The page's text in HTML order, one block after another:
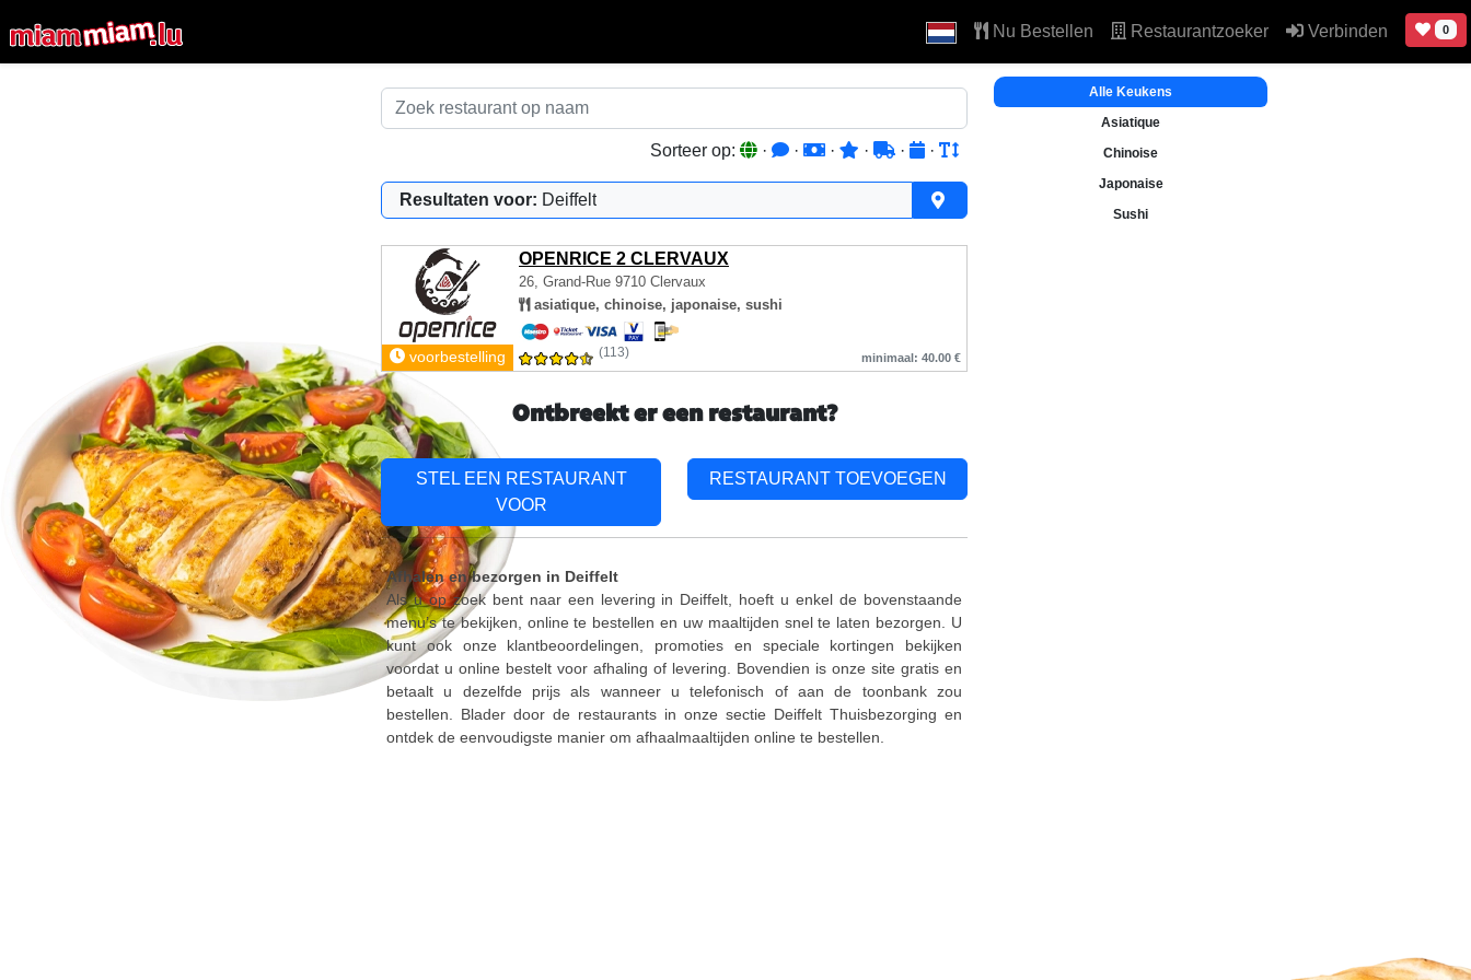
Nu Bestellen Restaurantzoeker Verbinden 0
Sorteer op: · · · · · ·
Resultaten voor: Deiffelt
OPENRICE 2 CLERVAUX
26, Grand-Rue 9710 Clervaux
asiatique, chinoise, japonaise, sushi
voorbestelling (113) minimaal: 40.00 €
Alle Keukens
Asiatique
Chinoise
Japonaise
Sushi
Ontbreekt er een restaurant?
STEL EEN RESTAURANT
VOOR
RESTAURANT TOEVOEGEN
Afhalen en bezorgen in Deiffelt
Als u op zoek bent naar een levering in Deiffelt, hoeft u enkel de bovenstaande
menu’s te bekijken, online te bestellen en uw maaltijden snel te laten bezorgen. U
kunt ook onze klantbeoordelingen, promoties en speciale kortingen bekijken
voordat u online bestelt voor afhaling of levering. Bovendien is onze site gratis en
betaalt u dezelfde prijs als wanneer u telefonisch of aan de toonbank zou
bestellen. Blader door de restaurants in onze sectie Deiffelt Thuisbezorging en
ontdek de eenvoudigste manier om afhaalmaaltijden online te bestellen.